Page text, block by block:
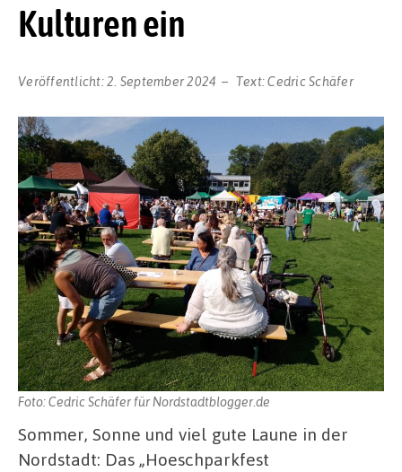
Kulturen ein
Veröffentlicht:2. September 2024 Text:Cedric Schäfer
Foto: Cedric Schäfer für Nordstadtblogger.de
Sommer, Sonne und viel gute Laune in der
Nordstadt: Das „Hoeschparkfest